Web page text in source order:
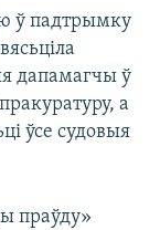
ў падтрымку
дапамагчы ў
а
ўсе судовыя
праўду»